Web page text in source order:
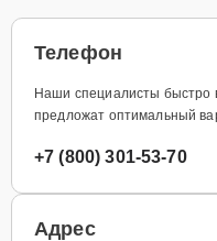
Телефон
Наши специалисты быстро
предложат оптимальный
+7 (800) 301-53-70
Адрес